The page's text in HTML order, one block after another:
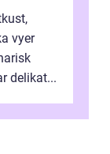
vyer
delikat...